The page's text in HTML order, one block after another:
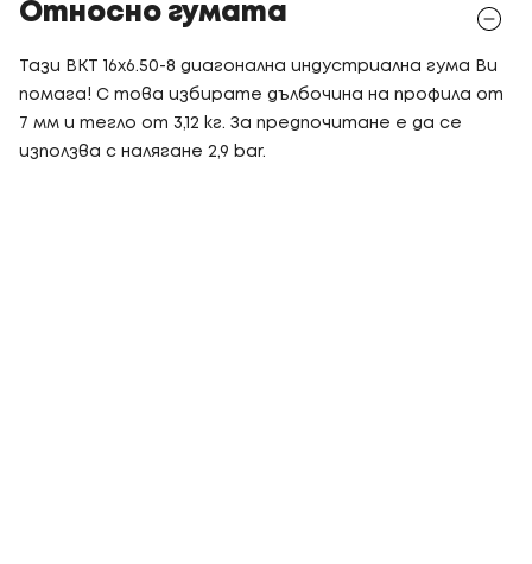
Относно гумата
Тази BKT 16x6.50-8 диагонална индустриална гума Ви
помага! С това избирате дълбочина на профила от
7 мм и тегло от 3,12 кг. За предпочитане е да се
използва с налягане 2,9 bar.